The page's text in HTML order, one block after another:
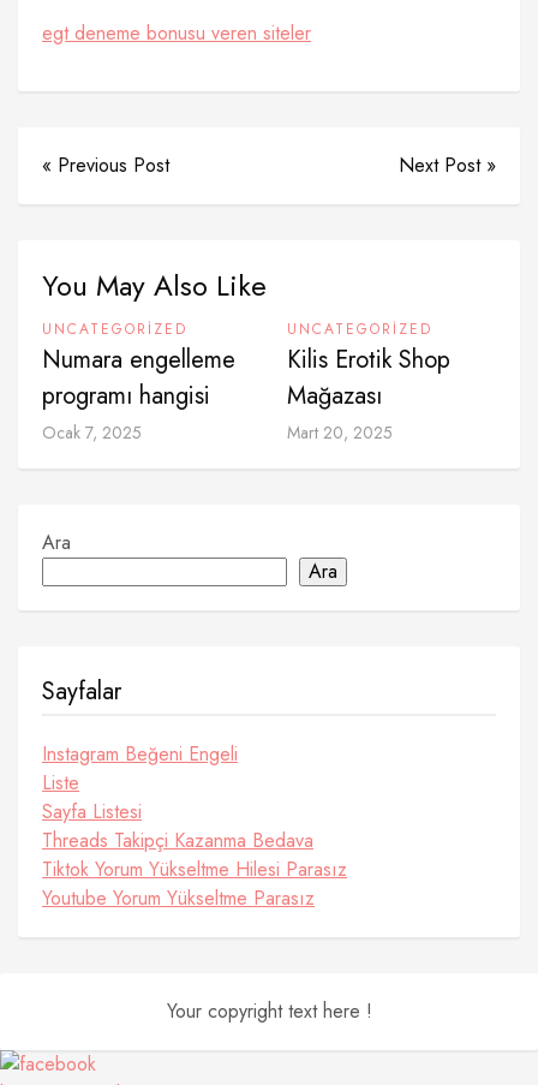
egt deneme bonusu veren siteler
« Previous Post Next Post »
You May Also Like
UNCATEGORIZED
Numara engelleme
programı hangisi
Ocak 7, 2025
UNCATEGORIZED
Kilis Erotik Shop
Mağazası
Mart 20, 2025
Ara
Ara
Sayfalar
Instagram Beğeni Engeli
Liste
Sayfa Listesi
Threads Takipçi Kazanma Bedava
Tiktok Yorum Yükseltme Hilesi Parasız
Youtube Yorum Yükseltme Parasız
Your copyright text here !